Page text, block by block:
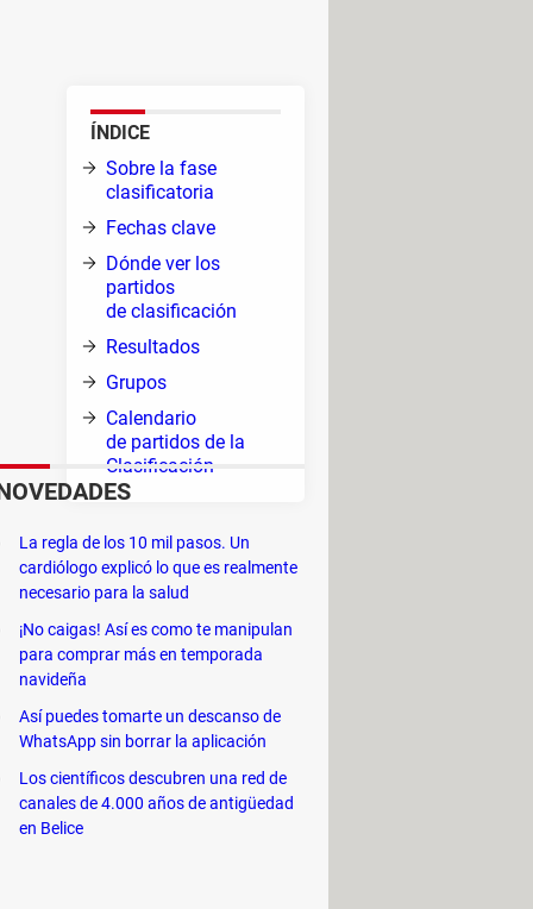
saber para no perderte
ÍNDICE
Sobre la fase
clasificatoria
Fechas clave
Dónde ver los
partidos
de clasificación
Resultados
Grupos
Calendario
de partidos de la
Clasificación
y el 14 de julio . Pero, antes de
discurre entre marzo y
el 21 y 26 de marzo.
La regla de los 10 mil pasos. Un
cardiólogo explicó lo que es realmente
necesario para la salud
¡No caigas! Así es como te manipulan
para comprar más en temporada
navideña
Así puedes tomarte un descanso de
WhatsApp sin borrar la aplicación
Los científicos descubren una red de
canales de 4.000 años de antigüedad
en Belice